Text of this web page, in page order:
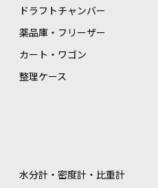
ドラフトチャンバー
薬品庫・フリーザー
カート・ワゴン
整理ケース
水分計・密度計・比重計